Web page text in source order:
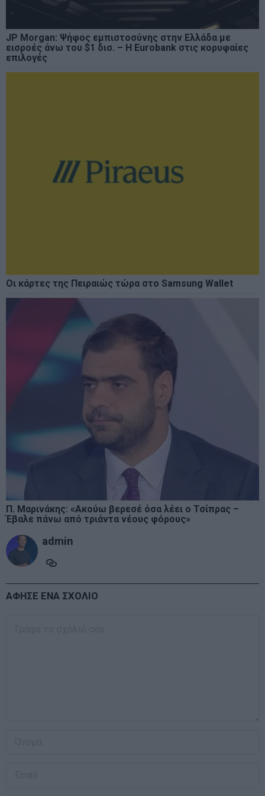
JP Morgan: Ψήφος εμπιστοσύνης στην Ελλάδα με
εισροές άνω του $1 δισ. – Η Eurobank στις κορυφαίες
επιλογές
Οι κάρτες της Πειραιώς τώρα στο Samsung Wallet
Π. Μαρινάκης: «Ακούω βερεσέ όσα λέει ο Τσίπρας –
Έβαλε πάνω από τριάντα νέους φόρους»
admin
ΑΦΗΣΕ ΕΝΑ ΣΧΟΛΙΟ